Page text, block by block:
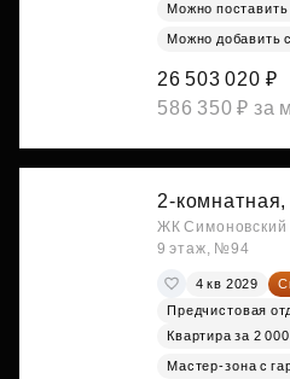
Можно
Можно добавить
26 503 020 ₽
586 350 ₽ за
2-комнатная,
ЖК Симоновский
9 этаж, №94
4 кв 2029
Предчистовая
Квартира за 2
Мастер-зона с